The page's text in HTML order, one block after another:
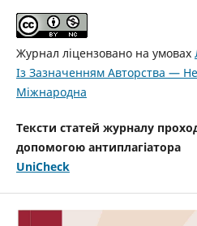
Журнал ліцензовано на умовах
Із Зазначенням Авторства —
Міжнародна
Тексти статей журналу
допомогою антиплагіатора
UniCheck